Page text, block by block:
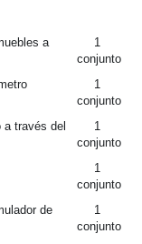
1
conjunto
1
conjunto
1
conjunto
1
conjunto
de
1
conjunto